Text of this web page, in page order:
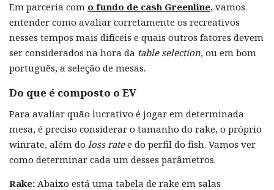
Em parceria com o fundo de cash Greenline, vamos
entender como avaliar corretamente os recreativos
nesses tempos mais difíceis e quais outros fatores devem
ser considerados na hora da table selection, ou em bom
português, a seleção de mesas.
Do que é composto o EV
Para avaliar quão lucrativo é jogar em determinada
mesa, é preciso considerar o tamanho do rake, o próprio
winrate, além do loss ratee do perfil do fish. Vamos ver
como determinar cada um desses parâmetros.
Rake: Abaixo está uma tabela de rake em salas